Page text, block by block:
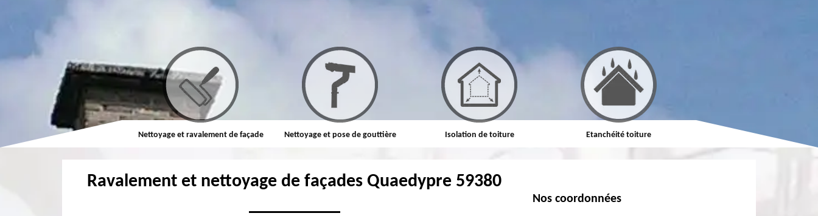
Couvreur Nettoyage et ravalement de façade Nettoyage et pose de gouttière Isolation de toiture Etanchéité toiture Réparation de toiture
Ravalement et nettoyage de façades Quaedypre 59380
Nos coordonnées